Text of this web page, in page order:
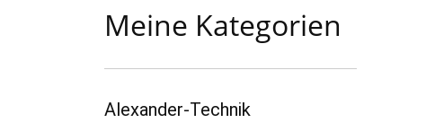
Meine Kategorien
Alexander-Technik